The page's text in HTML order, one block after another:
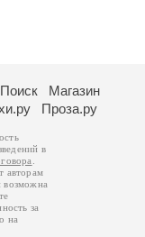
Поиск
Магазин
Проза.ру
в
авторам
возможна
за
на